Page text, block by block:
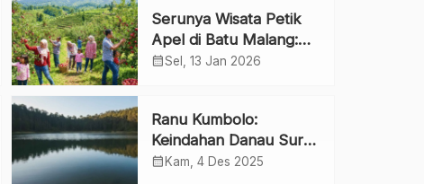
Serunya Wisata Petik
Apel di Batu Malang:
Sensasi Panen
calendar_monthSel, 13 Jan 2026
Ranu Kumbolo:
Keindahan Danau Surga
di Jalur Pendakian
calendar_month Kam, 4 Des 2025